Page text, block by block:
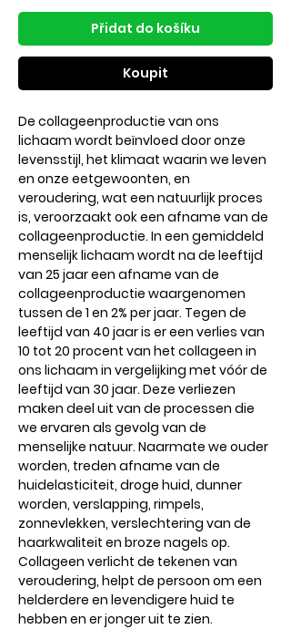
Přidat do košíku
Koupit
De collageenproductie van ons
lichaam wordt beïnvloed door onze
levensstijl, het klimaat waarin we leven
en onze eetgewoonten, en
veroudering, wat een natuurlijk proces
is, veroorzaakt ook een afname van de
collageenproductie. In een gemiddeld
menselijk lichaam wordt na de leeftijd
van 25 jaar een afname van de
collageenproductie waargenomen
tussen de 1 en 2% per jaar. Tegen de
leeftijd van 40 jaar is er een verlies van
10 tot 20 procent van het collageen in
ons lichaam in vergelijking met vóór de
leeftijd van 30 jaar. Deze verliezen
maken deel uit van de processen die
we ervaren als gevolg van de
menselijke natuur. Naarmate we ouder
worden, treden afname van de
huidelasticiteit, droge huid, dunner
worden, verslapping, rimpels,
zonnevlekken, verslechtering van de
haarkwaliteit en broze nagels op.
Collageen verlicht de tekenen van
veroudering, helpt de persoon om een ​​
helderdere en levendigere huid te
hebben en er jonger uit te zien.